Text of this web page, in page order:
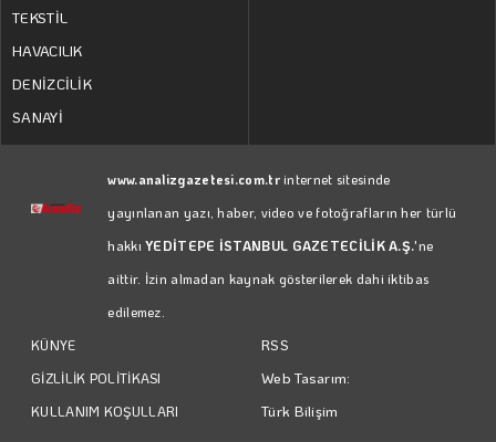
TEKSTİL
HAVACILIK
DENİZCİLİK
SANAYİ
www.analizgazetesi.com.trinternet sitesinde
yayınlanan yazı, haber, video ve fotoğrafların her türlü
hakkıYEDİTEPE İSTANBUL GAZETECİLİK A.Ş.'ne
aittir. İzin almadan kaynak gösterilerek dahi iktibas
edilemez.
KÜNYE
GİZLİLİK POLİTİKASI
KULLANIM KOŞULLARI
RSS
Web Tasarım:
Türk Bilişim